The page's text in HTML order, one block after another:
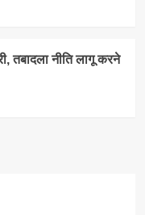
तबादला नीति लागू करने